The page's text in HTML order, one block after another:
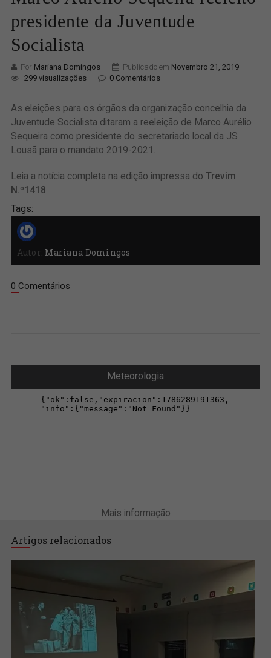
presidente da Juventude
Socialista
Por Mariana Domingos Publicado em Novembro 21, 2019
299 visualizações
0 Comentários
As eleições para os órgãos da organização concelhia da
Juventude Socialista ditaram a reeleição de Marco Aurélio
Sequeira como presidente do secretariado local da JS
Lousã para o mandato 2019-2021.
Leia a notícia completa na edição impressa do Trevim
N.º1418
Tags:
Autor: Mariana Domingos
0 Comentários
Meteorologia
Mais informação
Artigos relacionados